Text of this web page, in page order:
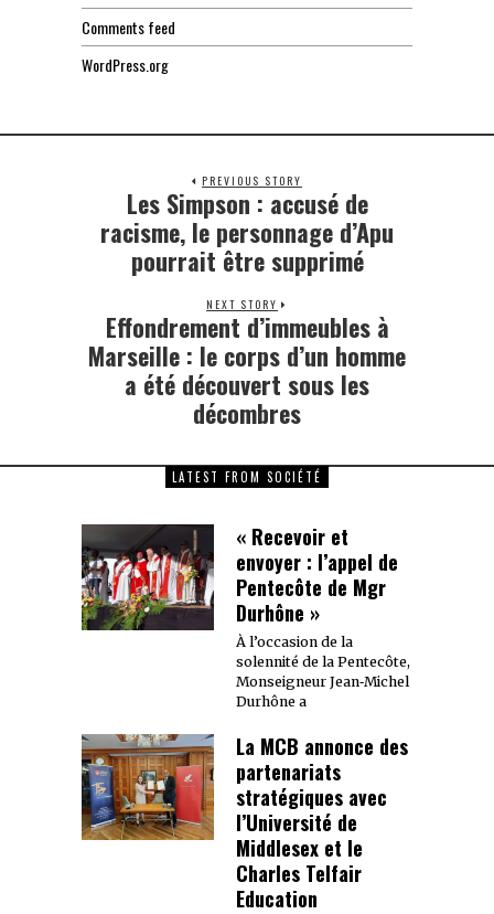
Comments feed
WordPress.org
PREVIOUS STORY
Previous
Les Simpson : accusé de
racisme, le personnage d’Apu
pourrait être supprimé
NEXT STORY
Next
Effondrement d’immeubles à
Marseille : le corps d’un homme
a été découvert sous les
décombres
LATEST FROM SOCIÉTÉ
« Recevoir et
envoyer : l’appel de
Pentecôte de Mgr
Durhône »
À l’occasion de la
solennité de la Pentecôte,
Monseigneur Jean‑Michel
Durhône a
La MCB annonce des
partenariats
stratégiques avec
l’Université de
Middlesex et le
Charles Telfair
Education